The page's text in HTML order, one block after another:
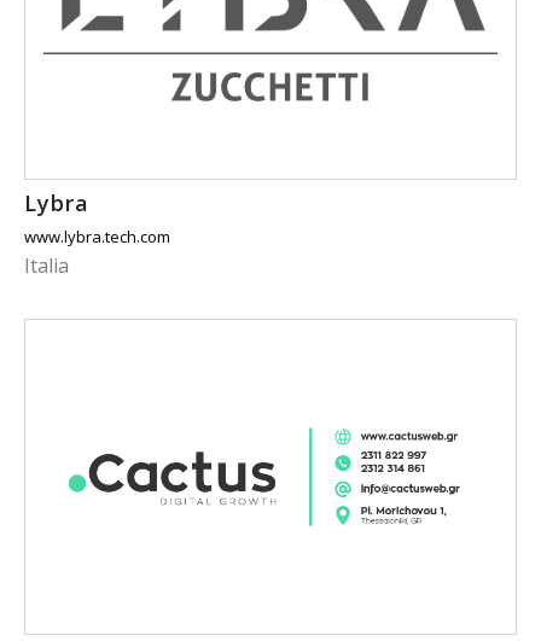
Lybra
www.lybra.tech.com
Italia